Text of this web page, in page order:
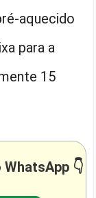
aquecido
para a
15
👇